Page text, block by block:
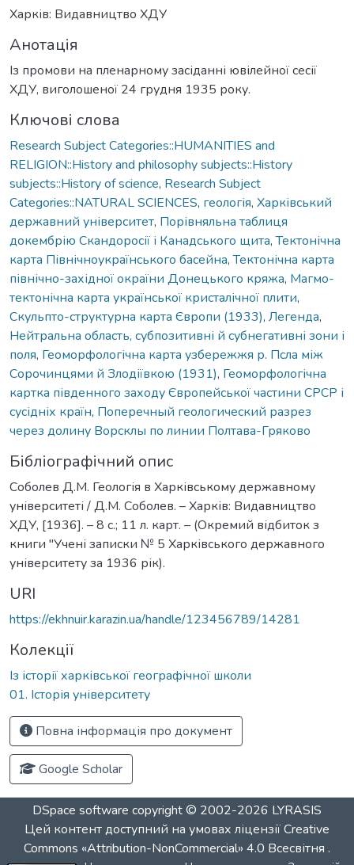
Харків: Видавництво ХДУ
Анотація
Із промови на пленарному засіданні ювілейної сесії
ХДУ, виголошеної 24 грудня 1935 року.
Ключові слова
Research Subject Categories::HUMANITIES and
RELIGION::History and philosophy subjects::History
subjects::History of science, Research Subject
Categories::NATURAL SCIENCES, геологія, Харківський
державний університет, Порівняльна таблиця
докембрію Скандоросії і Канадського щита,Тектонічна
карта Північноукраїнського басейна,Тектонічна карта
північно-західної окраїни Донецького кряжа, Магмо-
тектонічна карта української кристалічної плити,
Скульпто-структурна карта Європи (1933), Легенда,
Нейтральна область, субпозитивні й субнегативні зони і
поля, Геоморфологічна карта узбережжя р. Псла між
Сорочинцями й Злодіївкою (1931), Геоморфологічна
картка південного заходу Європейської частини СРСР і
сусідніх країн, Поперечный геологический разрез
через долину Ворсклы по линии Полтава-Гряково
Бібліографічний опис
Соболев Д.М. Геологія в Харківському державному
університеті / Д.М. Соболев. – Харків: Видавництво
ХДУ, [1936]. – 8 с.; 11 л. карт. – (Окремий відбиток з
книги "Учені записки № 5 Харківського державного
університету за 1936 рік).
URI
https://ekhnuir.karazin.ua/handle/123456789/14281
Колекції
Із історії харківської географічної школи
01. Історія університету
Повна інформація про документ
Google Scholar
DSpace software copyright © 2002-2026 LYRASIS
Цей контент доступний на умовах ліцензіїCreative
Commons «Attribution-NonCommercial» 4.0 Всесвітня .